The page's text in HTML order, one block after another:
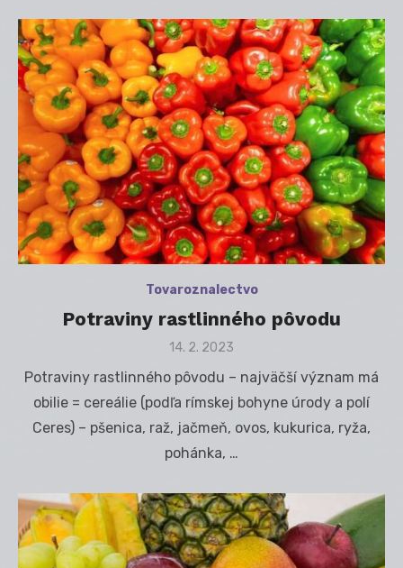
Tovaroznalectvo
Potraviny rastlinného pôvodu
Posted
14. 2. 2023
Potraviny rastlinného pôvodu – najväčší význam má
obilie = cereálie (podľa rímskej bohyne úrody a polí
Ceres) – pšenica, raž, jačmeň, ovos, kukurica, ryža,
pohánka, …